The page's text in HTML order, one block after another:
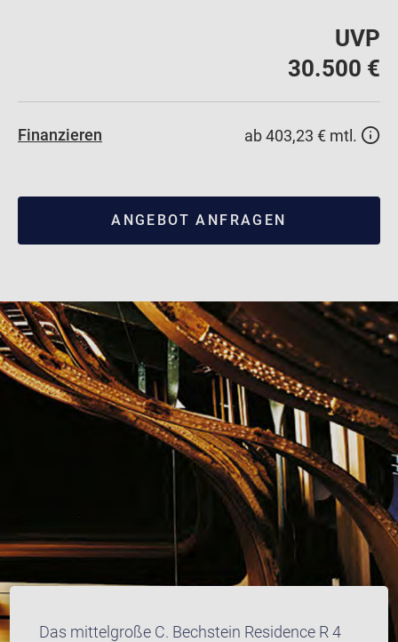
UVP
30.500 €
Finanzieren ab 403,23 € mtl.
ANGEBOT ANFRAGEN
Das mittelgroße C. Bechstein Residence R 4